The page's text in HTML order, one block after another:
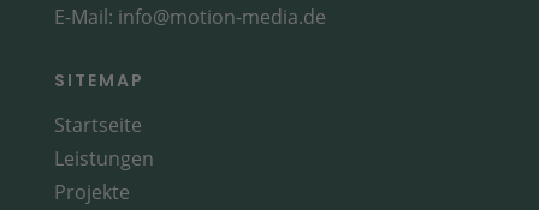
E-Mail: info@motion-media.de
SITEMAP
Startseite
Leistungen
Projekte